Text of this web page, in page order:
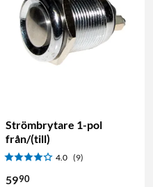
Strömbrytare 1-pol
från/(till)
4.0 (9)
5990